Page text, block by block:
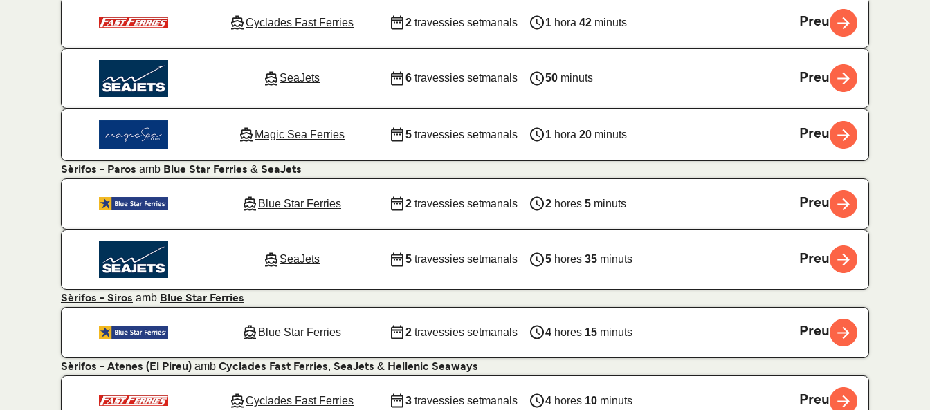
Cyclades Fast Ferries 2 travessies setmanals 1 hora 42 minuts Preu
SeaJets 6 travessies setmanals 50 minuts Preu
Magic Sea Ferries 5 travessies setmanals 1 hora 20 minuts Preu
Sèrifos - Paros amb Blue Star Ferries & SeaJets
Blue Star Ferries 2 travessies setmanals 2 hores 5 minuts Preu
SeaJets 5 travessies setmanals 5 hores 35 minuts Preu
Sèrifos - Siros amb Blue Star Ferries
Blue Star Ferries 2 travessies setmanals 4 hores 15 minuts Preu
Sèrifos - Atenes (El Pireu) amb Cyclades Fast Ferries, SeaJets & Hellenic Seaways
Cyclades Fast Ferries 3 travessies setmanals 4 hores 10 minuts Preu